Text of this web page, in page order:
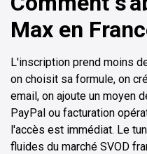
Max en
L'inscription prend moins
on choisit sa formule, on
email, on ajoute un moyen
PayPal ou facturation
l'accès est immédiat. Le
fluides du marché SVOD